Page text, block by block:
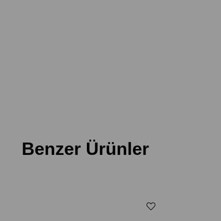
Benzer Ürünler